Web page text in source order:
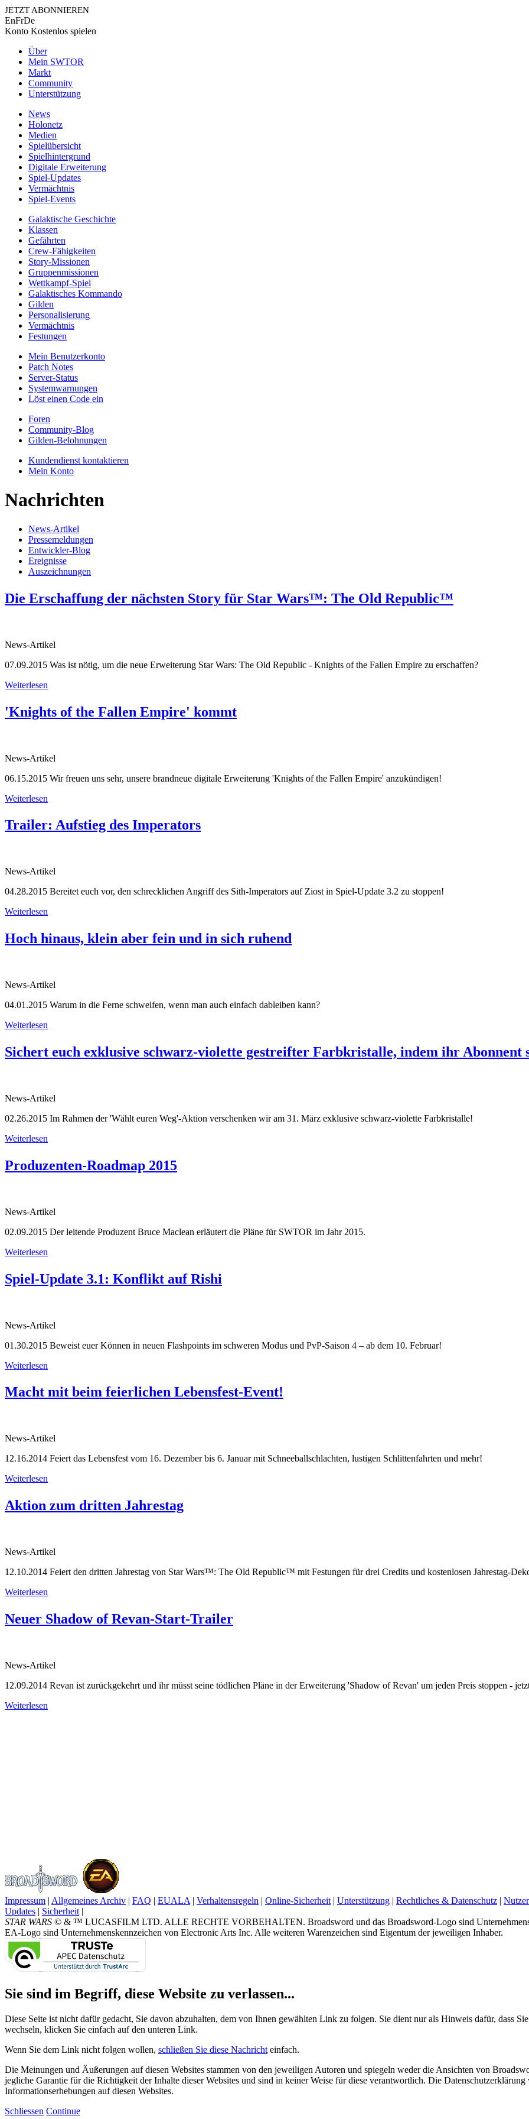
JETZT ABONNIEREN
EnFrDe
Konto Kostenlos spielen
Über
Mein SWTOR
Markt
Community
Unterstützung
News
Holonetz
Medien
Spielübersicht
Spielhintergrund
Digitale Erweiterung
Spiel-Updates
Vermächtnis
Spiel-Events
Galaktische Geschichte
Klassen
Gefährten
Crew-Fähigkeiten
Story-Missionen
Gruppenmissionen
Wettkampf-Spiel
Galaktisches Kommando
Gilden
Personalisierung
Vermächtnis
Festungen
Mein Benutzerkonto
Patch Notes
Server-Status
Systemwarnungen
Löst einen Code ein
Foren
Community-Blog
Gilden-Belohnungen
Kundendienst kontaktieren
Mein Konto
Nachrichten
News-Artikel
Pressemeldungen
Entwickler-Blog
Ereignisse
Auszeichnungen
Die Erschaffung der nächsten Story für Star Wars™: The Old Republic™
News-Artikel
07.09.2015 Was ist nötig, um die neue Erweiterung Star Wars: The Old Republic - Knights of the Fallen Empire zu erschaffen?
Weiterlesen
'Knights of the Fallen Empire' kommt
News-Artikel
06.15.2015 Wir freuen uns sehr, unsere brandneue digitale Erweiterung 'Knights of the Fallen Empire' anzukündigen!
Weiterlesen
Trailer: Aufstieg des Imperators
News-Artikel
04.28.2015 Bereitet euch vor, den schrecklichen Angriff des Sith-Imperators auf Ziost in Spiel-Update 3.2 zu stoppen!
Weiterlesen
Hoch hinaus, klein aber fein und in sich ruhend
News-Artikel
04.01.2015 Warum in die Ferne schweifen, wenn man auch einfach dableiben kann?
Weiterlesen
Sichert euch exklusive schwarz-violette gestreifter Farbkristalle, indem ihr Abonnent
News-Artikel
02.26.2015 Im Rahmen der 'Wählt euren Weg'-Aktion verschenken wir am 31. März exklusive schwarz-violette Farbkristalle!
Weiterlesen
Produzenten-Roadmap 2015
News-Artikel
02.09.2015 Der leitende Produzent Bruce Maclean erläutert die Pläne für SWTOR im Jahr 2015.
Weiterlesen
Spiel-Update 3.1: Konflikt auf Rishi
News-Artikel
01.30.2015 Beweist euer Können in neuen Flashpoints im schweren Modus und PvP-Saison 4 – ab dem 10. Februar!
Weiterlesen
Macht mit beim feierlichen Lebensfest-Event!
News-Artikel
12.16.2014 Feiert das Lebensfest vom 16. Dezember bis 6. Januar mit Schneeballschlachten, lustigen Schlittenfahrten und mehr!
Weiterlesen
Aktion zum dritten Jahrestag
News-Artikel
12.10.2014 Feiert den dritten Jahrestag von Star Wars™: The Old Republic™ mit Festungen für drei Credits und kostenlosen Jahrestag-
Weiterlesen
Neuer Shadow of Revan-Start-Trailer
News-Artikel
12.09.2014 Revan ist zurückgekehrt und ihr müsst seine tödlichen Pläne in der Erweiterung 'Shadow of Revan' um jeden Preis stoppen -
Weiterlesen
Impressum | Allgemeines Archiv | FAQ | EUALA | Verhaltensregeln | Online-Sicherheit | Unterstützung | Rechtliches & Datenschutz |
Updates | Sicherheit |
STAR WARS © & ™ LUCASFILM LTD. ALLE RECHTE VORBEHALTEN. Broadsword und das Broadsword-Logo sind
EA-Logo sind Unternehmenskennzeichen von Electronic Arts Inc. Alle weiteren Warenzeichen sind Eigentum der jeweiligen Inhaber.
Sie sind im Begriff, diese Website zu verlassen...
Diese Seite ist nicht dafür gedacht, Sie davon abzuhalten, dem von Ihnen gewählten Link zu folgen. Sie dient nur als Hinweis dafür, dass
wechseln, klicken Sie einfach auf den unteren Link.
Wenn Sie dem Link nicht folgen wollen, schließen Sie diese Nachricht einfach.
Die Meinungen und Äußerungen auf diesen Websites stammen von den jeweiligen Autoren und spiegeln weder die Ansichten von
jegliche Garantie für die Richtigkeit der Inhalte dieser Websites und sind in keiner Weise für diese verantwortlich. Die Datenschutzerklärung
Informationserhebungen auf diesen Websites.
Schliessen Continue